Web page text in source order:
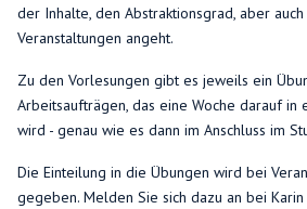
der Inhalte, den Abstraktionsgrad, aber
Veranstaltungen angeht.
Zu den Vorlesungen gibt es jeweils ein
Arbeitsaufträgen, das eine Woche darauf in
wird - genau wie es dann im Anschluss im
Die Einteilung in die Übungen wird bei
gegeben. Melden Sie sich dazu an bei